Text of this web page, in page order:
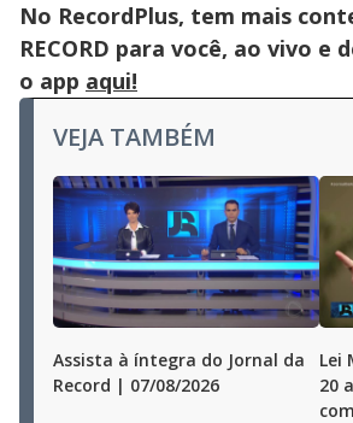
No RecordPlus, tem mais
RECORD para você, ao vivo e
o app aqui!
VEJA TAMBÉM
Assista à íntegra do Jornal da
Record | 07/08/2026
Lei
20